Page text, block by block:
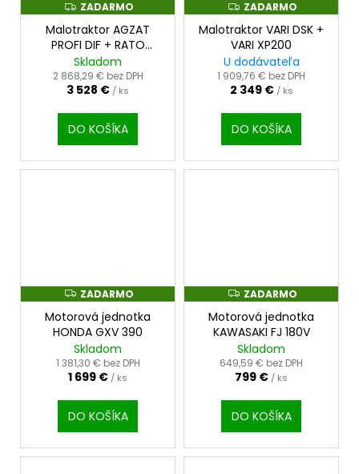
Z
A
D
A
R
M
O
ZADARMO
Malotraktor AGZAT
PROFI DIF + RATO
+ Nastavovacie
teleso ZDARMA
Skladom
2 868,29 € bez DPH
3 528 € / ks
DO KOŠÍKA
Z
A
D
A
R
M
O
ZADARMO
Malotraktor VARI DSK +
VARI XP200
U dodávateľa
1 909,76 € bez DPH
2 349 € / ks
DO KOŠÍKA
Z
A
D
A
R
M
O
ZADARMO
Motorová jednotka
HONDA GXV 390
Skladom
1 381,30 € bez DPH
1 699 € / ks
DO KOŠÍKA
Z
A
D
A
R
M
O
ZADARMO
Motorová jednotka
KAWASAKI FJ 180V
Skladom
649,59 € bez DPH
799 € / ks
DO KOŠÍKA